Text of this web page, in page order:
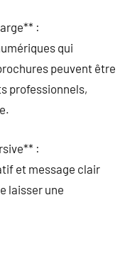
:
qui
peuvent être
professionnels,
:
et message clair
laisser une